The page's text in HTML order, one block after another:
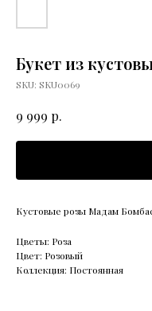
Букет из
SKU: SKU0069
9 999 р.
Кустовые розы Мадам
Цветы: Роза
Цвет: Розовый
Коллекция: Постоянная